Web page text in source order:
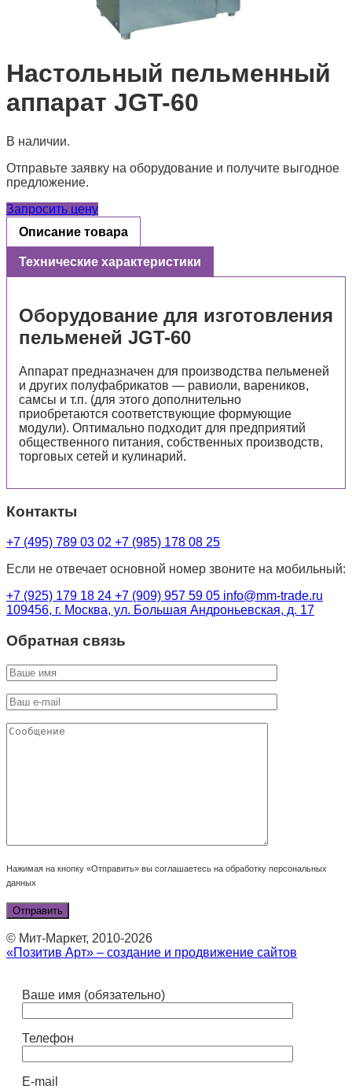
Настольный пельменный
аппарат JGT-60
В наличии.
Отправьте заявку на оборудование и получите выгодное
предложение.
Запросить цену
Описание товара
Технические характеристики
Оборудование для изготовления
пельменей JGT-60
Аппарат предназначен для производства пельменей
и других полуфабрикатов — равиоли, вареников,
самсы и т.п. (для этого дополнительно
приобретаются соответствующие формующие
модули). Оптимально подходит для предприятий
общественного питания, собственных производств,
торговых сетей и кулинарий.
Контакты
+7 (495) 789 03 02 +7 (985) 178 08 25
Если не отвечает основной номер звоните на мобильный:
+7 (925) 179 18 24 +7 (909) 957 59 05 info@mm-trade.ru
109456, г. Москва, ул. Большая Андроньевская, д. 17
Обратная связь
Нажимая на кнопку «Отправить» вы соглашаетесь на обработку персональных
данных
© Мит-Маркет, 2010-2026
«Позитив Арт» – создание и продвижение сайтов
Ваше имя (обязательно)
Телефон
E-mail